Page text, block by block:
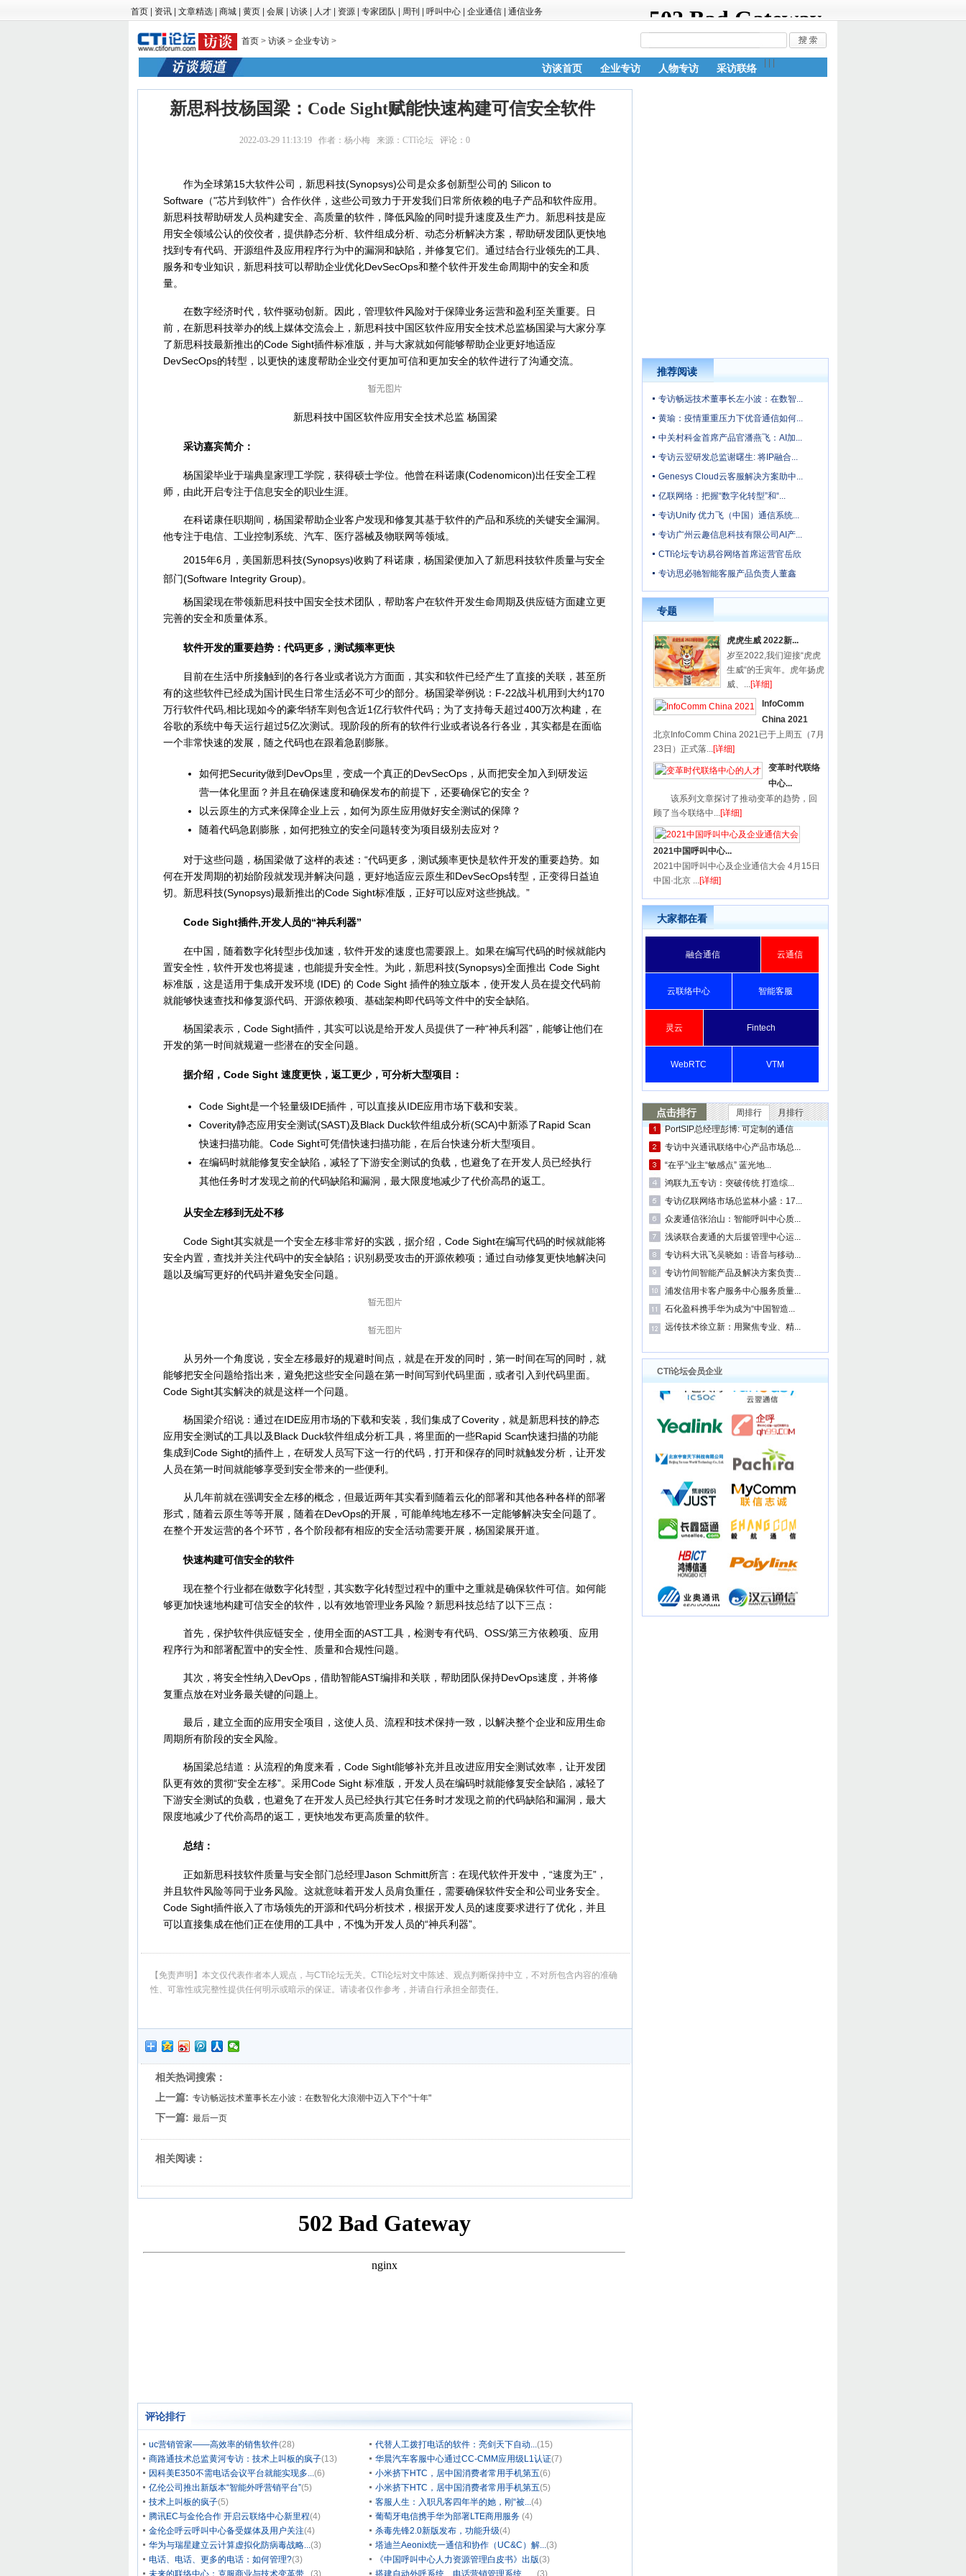
首页 资讯 文章精选 商城 黄页 会展 访谈 人才 资源 专家团队 周刊 呼叫中心 企业通信 通信业务
首页 > 访谈 > 企业专访 >
访谈首页 企业专访 人物专访 采访联络
新思科技杨国梁：Code Sight赋能快速构建可信安全软件
2022-03-29 11:13:19 作者：杨小梅 来源： CTI论坛 评论： 0
作为全球第15大软件公司，新思科技(Synopsys)公司是众多创新型公司的 Silicon to
Software（"芯片到软件"）合作伙伴，这些公司致力于开发我们日常所依赖的电子产品和软件应用。
新思科技帮助研发人员构建安全、高质量的软件，降低风险的同时提升速度及生产力。新思科技是应
用安全领域公认的佼佼者，提供静态分析、软件组成分析、动态分析解决方案，帮助研发团队更快地
找到专有代码、开源组件及应用程序行为中的漏洞和缺陷，并修复它们。通过结合行业领先的工具、
服务和专业知识，新思科技可以帮助企业优化DevSecOps和整个软件开发生命周期中的安全和质
量。
在数字经济时代，软件驱动创新。因此，管理软件风险对于保障业务运营和盈利至关重要。日
前，在新思科技举办的线上媒体交流会上，新思科技中国区软件应用安全技术总监杨国梁与大家分享
了新思科技最新推出的Code Sight插件标准版，并与大家就如何能够帮助企业更好地适应
DevSecOps的转型，以更快的速度帮助企业交付更加可信和更加安全的软件进行了沟通交流。
新思科技中国区软件应用安全技术总监 杨国梁
采访嘉宾简介：
杨国梁毕业于瑞典皇家理工学院，获得硕士学位。他曾在科诺康(Codenomicon)出任安全工程
师，由此开启专注于信息安全的职业生涯。
在科诺康任职期间，杨国梁帮助企业客户发现和修复其基于软件的产品和系统的关键安全漏洞。
他专注于电信、工业控制系统、汽车、医疗器械及物联网等领域。
2015年6月，美国新思科技(Synopsys)收购了科诺康，杨国梁便加入了新思科技软件质量与安全
部门(Software Integrity Group)。
杨国梁现在带领新思科技中国安全技术团队，帮助客户在软件开发生命周期及供应链方面建立更
完善的安全和质量体系。
软件开发的重要趋势：代码更多，测试频率更快
目前在生活中所接触到的各行各业或者说方方面面，其实和软件已经产生了直接的关联，甚至所
有的这些软件已经成为国计民生日常生活必不可少的部分。杨国梁举例说：F-22战斗机用到大约170
万行软件代码,相比现如今的豪华轿车则包含近1亿行软件代码；为了支持每天超过400万次构建，在
谷歌的系统中每天运行超过5亿次测试。现阶段的所有的软件行业或者说各行各业，其实都是在面临
一个非常快速的发展，随之代码也在跟着急剧膨胀。
如何把Security做到DevOps里，变成一个真正的DevSecOps，从而把安全加入到研发运
营一体化里面？并且在确保速度和确保发布的前提下，还要确保它的安全？
以云原生的方式来保障企业上云，如何为原生应用做好安全测试的保障？
随着代码急剧膨胀，如何把独立的安全问题转变为项目级别去应对？
对于这些问题，杨国梁做了这样的表述：“代码更多，测试频率更快是软件开发的重要趋势。如
何在开发周期的初始阶段就发现并解决问题，更好地适应云原生和DevSecOps转型，正变得日益迫
切。新思科技(Synopsys)最新推出的Code Sight标准版，正好可以应对这些挑战。”
Code Sight插件,开发人员的“神兵利器”
在中国，随着数字化转型步伐加速，软件开发的速度也需要跟上。如果在编写代码的时候就能内
置安全性，软件开发也将提速，也能提升安全性。为此，新思科技(Synopsys)全面推出 Code Sight
标准版，这是适用于集成开发环境 (IDE) 的 Code Sight 插件的独立版本，使开发人员在提交代码前
就能够快速查找和修复源代码、开源依赖项、基础架构即代码等文件中的安全缺陷。
杨国梁表示，Code Sight插件，其实可以说是给开发人员提供了一种“神兵利器”，能够让他们在
开发的第一时间就规避一些潜在的安全问题。
据介绍，Code Sight 速度更快，返工更少，可分析大型项目：
Code Sight是一个轻量级IDE插件，可以直接从IDE应用市场下载和安装。
Coverity静态应用安全测试(SAST)及Black Duck软件组成分析(SCA)中新添了Rapid Scan
快速扫描功能。Code Sight可凭借快速扫描功能，在后台快速分析大型项目。
在编码时就能修复安全缺陷，减轻了下游安全测试的负载，也避免了在开发人员已经执行
其他任务时才发现之前的代码缺陷和漏洞，最大限度地减少了代价高昂的返工。
从安全左移到无处不移
Code Sight其实就是一个安全左移非常好的实践，据介绍，Code Sight在编写代码的时候就能将
安全内置，查找并关注代码中的安全缺陷；识别易受攻击的开源依赖项；通过自动修复更快地解决问
题以及编写更好的代码并避免安全问题。
从另外一个角度说，安全左移最好的规避时间点，就是在开发的同时，第一时间在写的同时，就
能够把安全问题给指出来，避免把这些安全问题在第一时间写到代码里面，或者引入到代码里面。
Code Sight其实解决的就是这样一个问题。
杨国梁介绍说：通过在IDE应用市场的下载和安装，我们集成了Coverity，就是新思科技的静态
应用安全测试的工具以及Black Duck软件组成分析工具，将里面的一些Rapid Scan快速扫描的功能
集成到Code Sight的插件上，在研发人员写下这一行的代码，打开和保存的同时就触发分析，让开发
人员在第一时间就能够享受到安全带来的一些便利。
从几年前就在强调安全左移的概念，但最近两年其实看到随着云化的部署和其他各种各样的部署
形式，随着云原生等等开展，随着在DevOps的开展，可能单纯地左移不一定能够解决安全问题了。
在整个开发运营的各个环节，各个阶段都有相应的安全活动需要开展，杨国梁展开道。
快速构建可信安全的软件
现在整个行业都在做数字化转型，其实数字化转型过程中的重中之重就是确保软件可信。如何能
够更加快速地构建可信安全的软件，以有效地管理业务风险？新思科技总结了以下三点：
首先，保护软件供应链安全，使用全面的AST工具，检测专有代码、OSS/第三方依赖项、应用
程序行为和部署配置中的安全性、质量和合规性问题。
其次，将安全性纳入DevOps，借助智能AST编排和关联，帮助团队保持DevOps速度，并将修
复重点放在对业务最关键的问题上。
最后，建立全面的应用安全项目，这使人员、流程和技术保持一致，以解决整个企业和应用生命
周期所有阶段的安全风险。
杨国梁总结道：从流程的角度来看，Code Sight能够补充并且改进应用安全测试效率，让开发团
队更有效的贯彻“安全左移”。采用Code Sight 标准版，开发人员在编码时就能修复安全缺陷，减轻了
下游安全测试的负载，也避免了在开发人员已经执行其它任务时才发现之前的代码缺陷和漏洞，最大
限度地减少了代价高昂的返工，更快地发布更高质量的软件。
总结：
正如新思科技软件质量与安全部门总经理Jason Schmitt所言：在现代软件开发中，“速度为王”，
并且软件风险等同于业务风险。这就意味着开发人员肩负重任，需要确保软件安全和公司业务安全。
Code Sight插件嵌入了市场领先的开源和代码分析技术，根据开发人员的速度要求进行了优化，并且
可以直接集成在他们正在使用的工具中，不愧为开发人员的“神兵利器”。
【免责声明】本文仅代表作者本人观点，与CTI论坛无关。CTI论坛对文中陈述、观点判断保持中立，不对所包含内容的准确
性、可靠性或完整性提供任何明示或暗示的保证。请读者仅作参考，并请自行承担全部责任。
相关热词搜索：
上一篇: 专访畅远技术董事长左小波：在数智化大浪潮中迈入下个"十年"
下一篇: 最后一页
相关阅读：
评论排行
uc营销管家——高效率的销售软件(28) 代替人工拨打电话的软件：亮剑天下自动...(15)
商路通技术总监黄河专访：技术上叫板的疯子(13) 华晨汽车客服中心通过CC-CMM应用级L1认证(7)
因科美E350不需电话会议平台就能实现多...(6) 小米挤下HTC，居中国消费者常用手机第五(6)
亿伦公司推出新版本“智能外呼营销平台”(5) 小米挤下HTC，居中国消费者常用手机第五(5)
技术上叫板的疯子(5) 客服人生：入职凡客四年半的她，刚“被...(4)
腾讯EC与金伦合作 开启云联络中心新里程(4) 葡萄牙电信携手华为部署LTE商用服务 (4)
金伦企呼云呼叫中心备受媒体及用户关注(4) 杀毒先锋2.0新版发布，功能升级(4)
华为与瑞星建立云计算虚拟化防病毒战略...(3) 塔迪兰Aeonix统一通信和协作（UC&C）解...(3)
电话、电话、更多的电话：如何管理?(3) 《中国呼叫中心人力资源管理白皮书》出版(3)
未来的联络中心：克服商业与技术变革带... (3) 搭建自动外呼系统、电话营销管理系统、... (3)
推荐阅读
专访畅远技术董事长左小波：在数智...
黄瑜：疫情重重压力下优音通信如何...
中关村科金首席产品官潘燕飞：AI加...
专访云翌研发总监谢曙生: 将IP融合...
Genesys Cloud云客服解决方案助中...
亿联网络：把握“数字化转型”和“...
专访Unify 优力飞（中国）通信系统...
专访广州云趣信息科技有限公司AI产...
CTI论坛专访易谷网络首席运营官岳欣
专访思必驰智能客服产品负责人董鑫
专题
虎虎生威 2022新...
岁至2022,我们迎接“虎虎
生威“的壬寅年。虎年扬虎
威、...[详细]
InfoComm
China 2021
北京InfoComm China 2021已于上周五（7月
23日）正式落...[详细]
变革时代联络
中心...
该系列文章探讨了推动变革的趋势，回
顾了当今联络中...[详细]
2021中国呼叫中心...
2021中国呼叫中心及企业通信大会 4月15日
中国·北京 ...[详细]
大家都在看
融合通信 云通信
云联络中心 智能客服
灵云 Fintech
WebRTC VTM
点击排行 周排行
月排行
PortSIP总经理彭博: 可定制的通信
专访中兴通讯联络中心产品市场总...
“在乎”业主“敏感点” 蓝光地...
鸿联九五专访：突破传统 打造综...
专访亿联网络市场总监林小盛：17...
众麦通信张治山：智能呼叫中心质...
浅谈联合麦通的大后援管理中心运...
专访科大讯飞吴晓如：语音与移动...
专访竹间智能产品及解决方案负责...
浦发信用卡客户服务中心服务质量...
石化盈科携手华为成为“中国智造...
远传技术徐立新：用聚焦专业、精...
CTI论坛会员企业